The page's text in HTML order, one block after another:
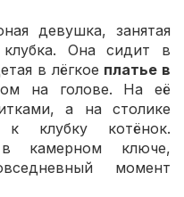
девушка, занятая
клубка. Она сидит в
в лёгкое платье в
на голове. На её
а на столике
клубку котёнок.
в камерном ключе,
момент